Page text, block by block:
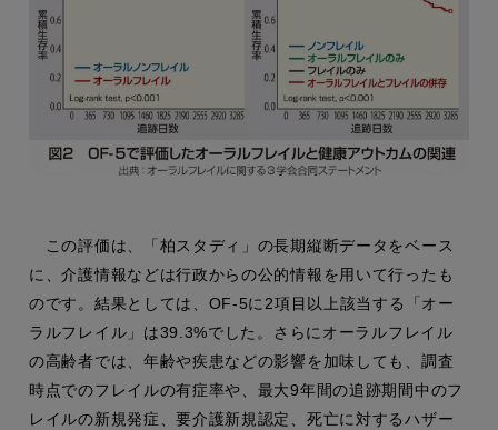
この評価は、「柏スタディ」の長期縦断データをベース
に、介護情報などは行政からの公的情報を用いて行ったも
のです。結果としては、OF-5に2項目以上該当する「オー
ラルフレイル」は39.3%でした。さらにオーラルフレイル
の高齢者では、年齢や疾患などの影響を加味しても、調査
時点でのフレイルの有症率や、最大9年間の追跡期間中のフ
レイルの新規発症、要介護新規認定、死亡に対するハザー